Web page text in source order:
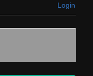
Login